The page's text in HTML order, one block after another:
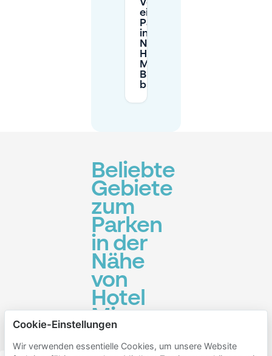
Voraus
einen
Parkplatz
in der
Nähe des
Hotel
Miss
Blanche
buchen?
Beliebte
Gebiete
zum
Parken
in der
Nähe
von
Hotel
Miss
Blanche
Cookie-Einstellungen
Wir verwenden essentielle Cookies, um unsere Website